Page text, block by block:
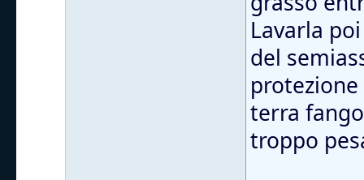
Lavarla
del
terra
troppo